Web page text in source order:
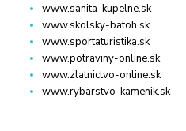
www.sanita-kupelne.sk
www.skolsky-batoh.sk
www.sportaturistika.sk
www.potraviny-online.sk
www.zlatnictvo-online.sk
www.rybarstvo-kamenik.sk